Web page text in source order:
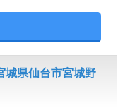
城県仙台市宮城野